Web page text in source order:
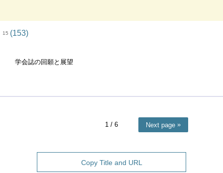
15 (153)
学会誌の回願と展望
1 / 6 Next page
Copy Title and URL